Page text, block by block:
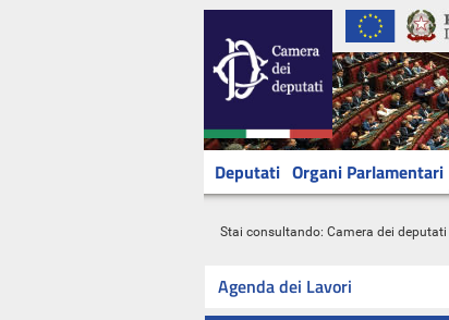
Deputati Organi Parlamentari
Stai consultando: Camera dei deputati
Agenda dei Lavori